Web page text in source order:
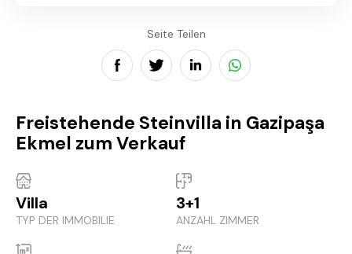
Seite Teilen
Freistehende Steinvilla in Gazipaşa
Ekmel zum Verkauf
Villa
TYP DER IMMOBILIE
3+1
ANZAHL ZIMMER